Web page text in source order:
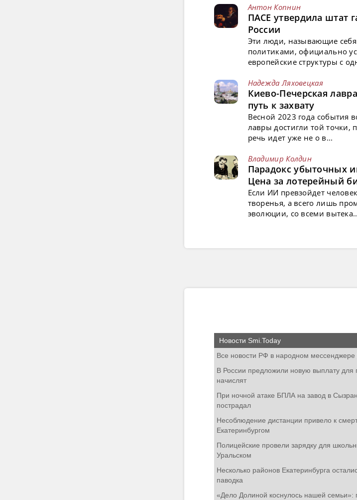
Антон Копнин
ПАСЕ утвердила штат
России
Эти люди, называющие
политиками, официально
европейские структуры с
Надежда Ляховецкая
Киево-Печерская
путь к захвату
Весной 2023 года события
лавры достигли той точки,
речь идет уже не о в...
Владимир Колдин
Парадокс убыточных
Цена за лотерейный
Если ИИ превзойдет
творенья, а всего лишь
эволюции, со всеми